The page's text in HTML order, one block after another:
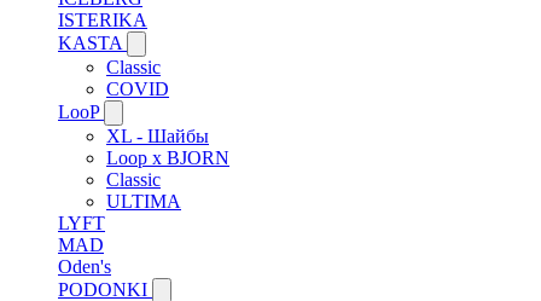
ISTERIKA
KASTA
Classic
COVID
LooP
XL - Шайбы
Loop x BJORN
Classic
ULTIMA
LYFT
MAD
Oden's
PODONKI